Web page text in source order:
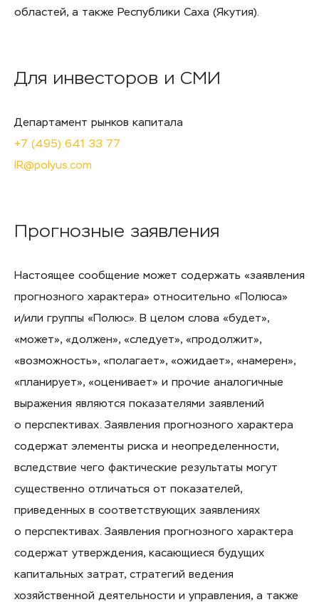
областей, а также Республики Саха (Якутия).
Для инвесторов и СМИ
Департамент рынков капитала
+7 (495) 641 33 77
IR@polyus.com
Прогнозные заявления
Настоящее сообщение может содержать «заявления
прогнозного характера» относительно «Полюса»
и/или группы «Полюс». В целом слова «будет»,
«может», «должен», «следует», «продолжит»,
«возможность», «полагает», «ожидает», «намерен»,
«планирует», «оценивает» и прочие аналогичные
выражения являются показателями заявлений
о перспективах. Заявления прогнозного характера
содержат элементы риска и неопределенности,
вследствие чего фактические результаты могут
существенно отличаться от показателей,
приведенных в соответствующих заявлениях
о перспективах. Заявления прогнозного характера
содержат утверждения, касающиеся будущих
капитальных затрат, стратегий ведения
хозяйственной деятельности и управления, а также